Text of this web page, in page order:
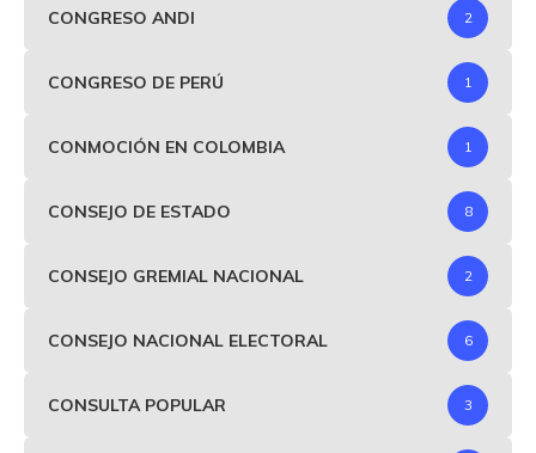
CONGRESO ANDI 2
CONGRESO DE PERÚ 1
CONMOCIÓN EN COLOMBIA 1
CONSEJO DE ESTADO 8
CONSEJO GREMIAL NACIONAL 2
CONSEJO NACIONAL ELECTORAL 6
CONSULTA POPULAR 3